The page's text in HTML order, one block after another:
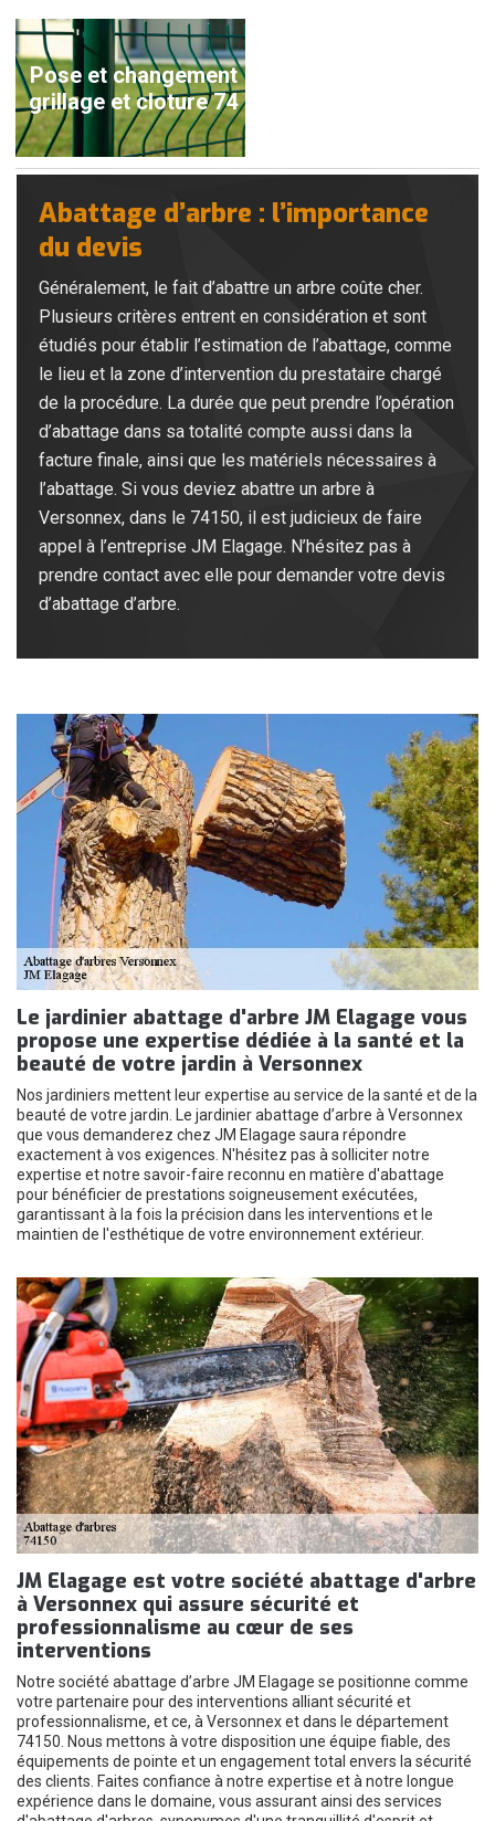
Pose et changement
grillage et cloture 74
Abattage d’arbre : l’importance
du devis
Généralement, le fait d’abattre un arbre coûte cher.
Plusieurs critères entrent en considération et sont
étudiés pour établir l’estimation de l’abattage, comme
le lieu et la zone d’intervention du prestataire chargé
de la procédure. La durée que peut prendre l’opération
d’abattage dans sa totalité compte aussi dans la
facture finale, ainsi que les matériels nécessaires à
l’abattage. Si vous deviez abattre un arbre à
Versonnex, dans le 74150, il est judicieux de faire
appel à l’entreprise JM Elagage. N’hésitez pas à
prendre contact avec elle pour demander votre devis
d’abattage d’arbre.
Le jardinier abattage d'arbre JM Elagage vous
propose une expertise dédiée à la santé et la
beauté de votre jardin à Versonnex
Nos jardiniers mettent leur expertise au service de la santé et de la
beauté de votre jardin. Le jardinier abattage d’arbre à Versonnex
que vous demanderez chez JM Elagage saura répondre
exactement à vos exigences. N'hésitez pas à solliciter notre
expertise et notre savoir-faire reconnu en matière d'abattage
pour bénéficier de prestations soigneusement exécutées,
garantissant à la fois la précision dans les interventions et le
maintien de l'esthétique de votre environnement extérieur.
JM Elagage est votre société abattage d'arbre
à Versonnex qui assure sécurité et
professionnalisme au cœur de ses
interventions
Notre société abattage d’arbre JM Elagage se positionne comme
votre partenaire pour des interventions alliant sécurité et
professionnalisme, et ce, à Versonnex et dans le département
74150. Nous mettons à votre disposition une équipe fiable, des
équipements de pointe et un engagement total envers la sécurité
des clients. Faites confiance à notre expertise et à notre longue
expérience dans le domaine, vous assurant ainsi des services